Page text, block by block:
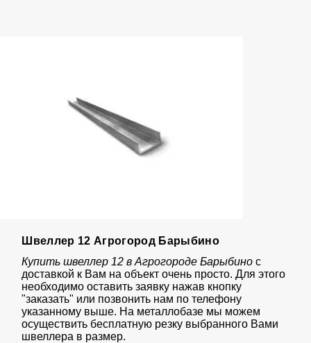
Швеллер 12 Агрогород Барыбино
Купить швеллер 12 в Агрогороде Барыбинос
доставкой к Вам на объект очень просто. Для этого
необходимо оставить заявку нажав кнопку
"заказать" или позвонить нам по телефону
указанному выше. На металлобазе мы можем
осуществить бесплатную резку выбранного Вами
швеллера в размер.